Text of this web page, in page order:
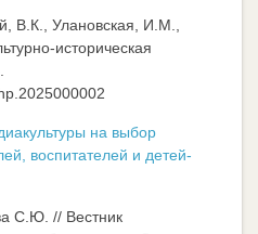
В.К., Улановская, И.М.,
историческая
на выбор
воспитателей и детей-
С.Ю. // Вестник